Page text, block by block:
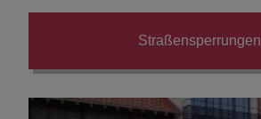
Straßensperrungen